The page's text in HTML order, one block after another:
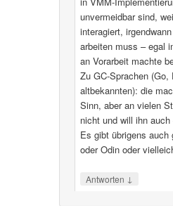
unvermeidbar sind,
interagiert,
arbeiten muss – egal
an Vorarbeit machte
Zu GC-Sprachen (Go,
altbekannten): die
Sinn, aber an vielen
nicht und will ihn
Es gibt übrigens auch
oder Odin oder
Antworten ↓